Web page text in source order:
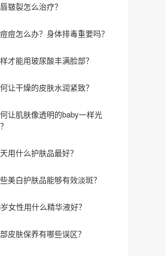
皲裂怎么治疗？
痘怎么办？身体排毒重要吗？
才能用玻尿酸丰满脸部？
让干燥的皮肤水润紧致？
让肌肤像透明的baby一样光
用什么护肤品最好？
美白护肤品能够有效淡斑？
女性用什么精华液好？
皮肤保养有哪些误区？